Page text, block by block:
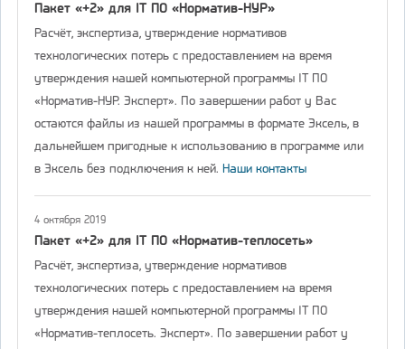
Пакет «+2» для IT ПО «Норматив-НУР»
Расчёт, экспертиза, утверждение нормативов
технологических потерь с предоставлением на время
утверждения нашей компьютерной программы IT ПО
«Норматив-НУР. Эксперт». По завершении работ у Вас
остаются файлы из нашей программы в формате Эксель, в
дальнейшем пригодные к использованию в программе или
в Эксель без подключения к ней. Наши контакты
4 октября 2019
Пакет «+2» для IT ПО «Норматив-теплосеть»
Расчёт, экспертиза, утверждение нормативов
технологических потерь с предоставлением на время
утверждения нашей компьютерной программы IT ПО
«Норматив-теплосеть. Эксперт». По завершении работ у